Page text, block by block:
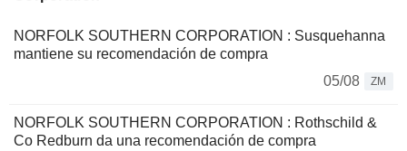
NORFOLK SOUTHERN CORPORATION : Susquehanna
mantiene su recomendación de compra
05/08
ZM
NORFOLK SOUTHERN CORPORATION : Rothschild &
Co Redburn da una recomendación de compra